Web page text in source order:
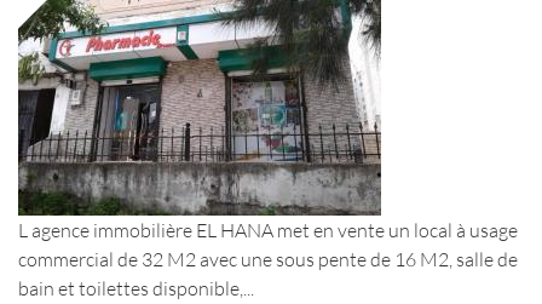
L agence immobilière EL HANA met en vente un local à usage
commercial de 32 M2 avec une sous pente de 16 M2, salle de
bain et toilettes disponible,...